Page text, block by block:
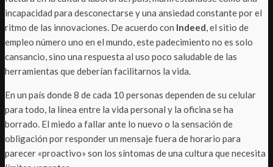
incapacidad para desconectarse y una ansiedad constante por el
ritmo de las innovaciones. De acuerdo con Indeed, el sitio de
empleo número uno en el mundo, este padecimiento no es solo
cansancio, sino una respuesta al uso poco saludable de las
herramientas que deberían facilitarnos la vida.
En un país donde 8 de cada 10 personas dependen de su celular
para todo, la línea entre la vida personal y la oficina se ha
borrado. El miedo a fallar ante lo nuevo o la sensación de
obligación por responder un mensaje fuera de horario para
parecer «proactivo» son los síntomas de una cultura que necesita